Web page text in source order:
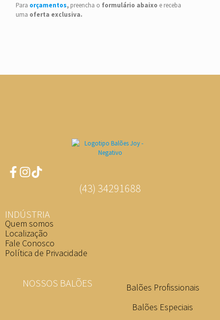
Para orçamentos, preencha o formulário abaixo e receba
uma oferta exclusiva.
(43) 34291688
INDÚSTRIA
Quem somos
Localização
Fale Conosco
Política de Privacidade
NOSSOS BALÕES
Balões Profissionais
Balões Especiais